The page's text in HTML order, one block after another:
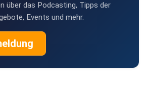
über das Podcasting, Tipps der
Events und mehr.